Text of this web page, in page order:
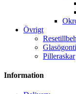
Övrigt
Pilleraskar
Information